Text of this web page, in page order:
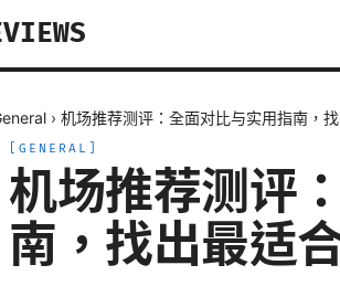
› 机场推荐测评：全面对比与实用指南，
GENERAL
机场推荐测评
南，找出最适